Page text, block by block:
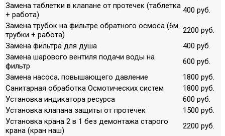
Замена таблетки в клапане от протечек (таблетка
+ работа)
400 руб.
Замена трубок на фильтре обратного осмоса (6м
трубки + работа)
2200 руб.
Замена фильтра для душа
400 руб.
Замена шарового вентиля подачи воды на
фильтр
600 руб.
Замена насоса, повышающего давление
1800 руб.
Санитарная обработка Осмотических систем
1800 руб.
Установка индикатора ресурса
600 руб.
Установка клапана защиты от протечек
1500 руб.
Установка крана 2 в 1 без демонтажа старого
крана (кран наш)
2200 руб.